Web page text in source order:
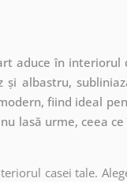
aduce în interiorul
albastru,
fiind ideal
lasă urme, ceea
casei tale.